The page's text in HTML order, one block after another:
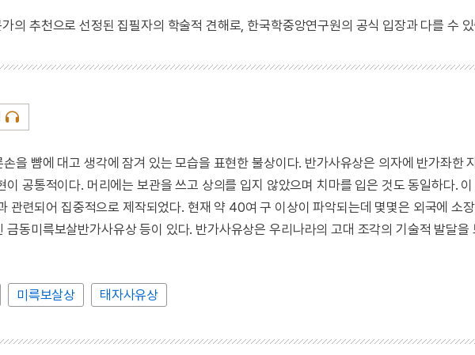
의 추천으로 선정된 집필자의 학술적 견해로, 한국학중앙연구원의 공식 입장과 다를 수
을 뺨에 대고 생각에 잠겨 있는 모습을 표현한 불상이다. 반가사유상은 의자에 반가좌한
공통적이다. 머리에는 보관을 쓰고 상의를 입지 않았으며 치마를 입은 것도 동일하다.
련되어 집중적으로 제작되었다. 현재 약 40여 구 이상이 파악되는데 몇몇은 외국에 소
금동미륵보살반가사유상 등이 있다. 반가사유상은 우리나라의 고대 조각의 기술적 발달을
미륵보살상 태자사유상